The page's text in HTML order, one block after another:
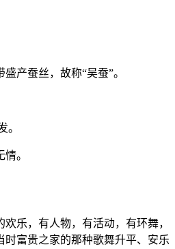
产蚕丝，故称“吴蚕”。
。
。
乐，有人物，有活动，有环舞，
时富贵之家的那种歌舞升平、安乐